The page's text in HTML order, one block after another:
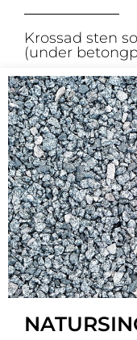
Krossad sten
(under